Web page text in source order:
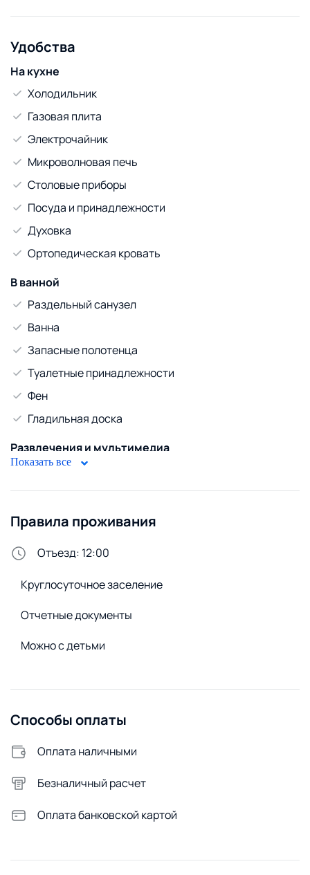
Удобства
На кухне
Холодильник
Газовая плита
Электрочайник
Микроволновая печь
Столовые приборы
Посуда и принадлежности
Духовка
Ортопедическая кровать
В ванной
Раздельный санузел
Ванна
Запасные полотенца
Туалетные принадлежности
Фен
Гладильная доска
Развлечения и мультимедиа
Телевизор
Спутниковое ТВ
Кабельное ТВ
Диван
Безопасность
Домофон
Стирка и белье
Сменное постельное белье
Стиральная машина
Удобства снаружи
Показать все
Правила проживания
Отъезд: 12:00
Круглосуточное заселение
Отчетные документы
Можно с детьми
Способы оплаты
Оплата наличными
Безналичный расчет
Оплата банковской картой